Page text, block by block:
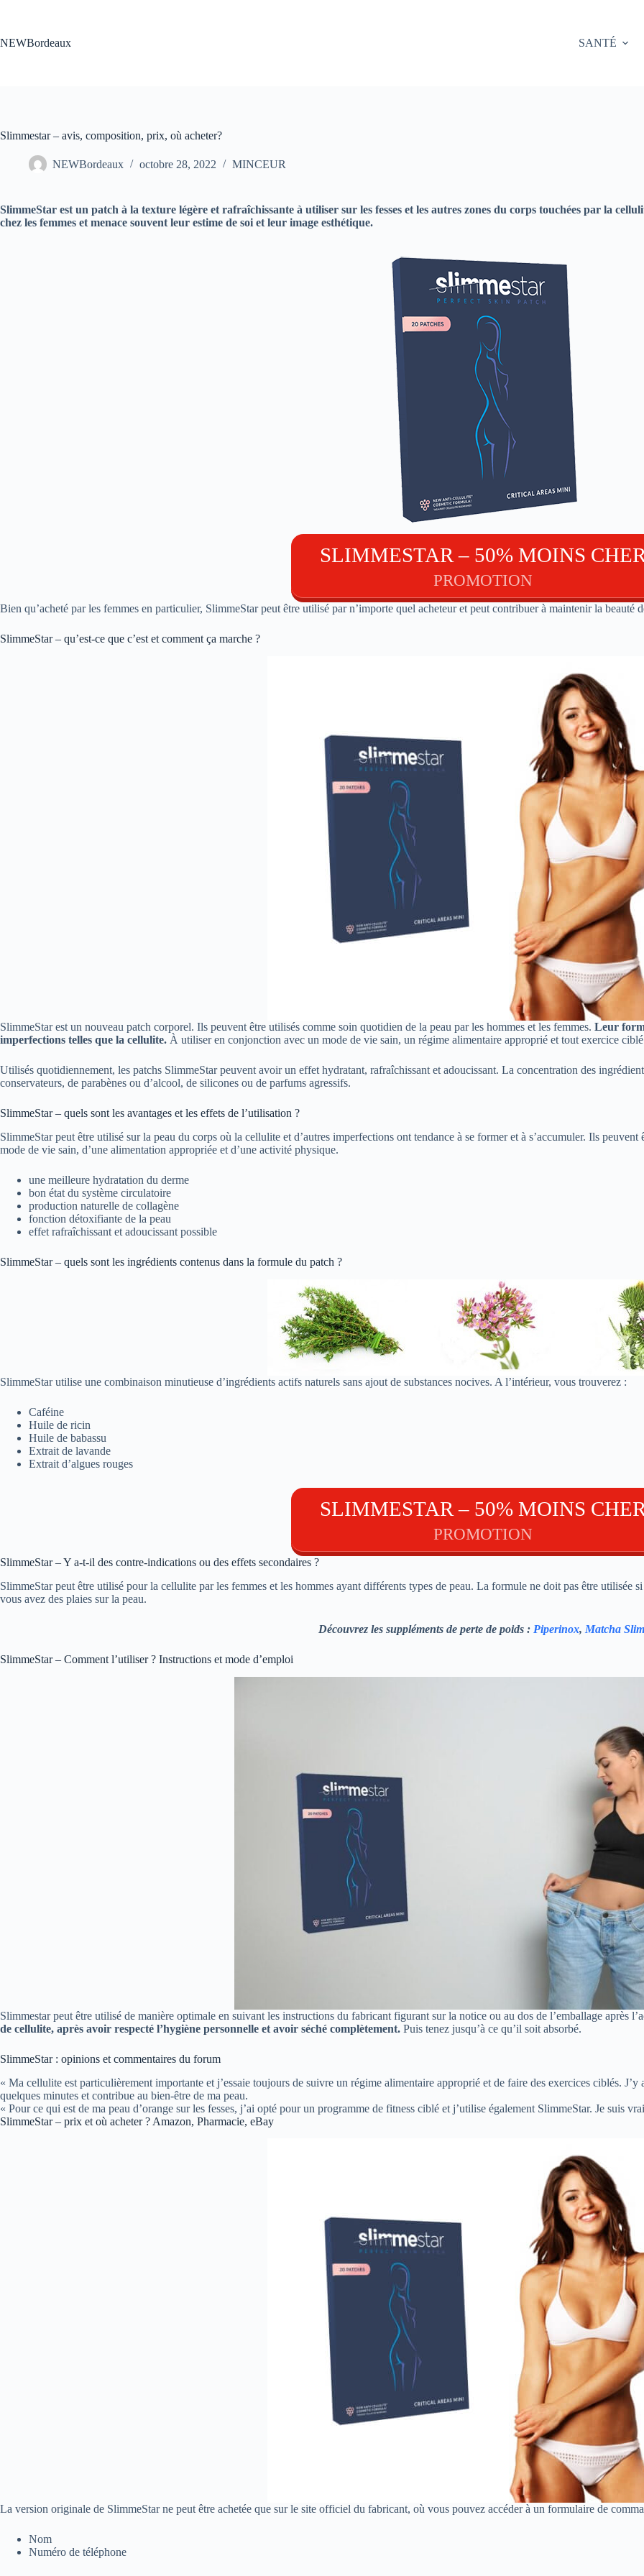
NEWBordeaux
SANTÉ
Slimmestar – avis, composition, prix, où acheter?
NEWBordeaux octobre 28, 2022 MINCEUR
SlimmeStar est un patch à la texture légère et rafraîchissante à utiliser sur les fesses et les autres zones du corps touchées par la
chez les femmes et menace souvent leur estime de soi et leur image esthétique.
SLIMMESTAR – 50% MOINS
PROMOTION
Bien qu’acheté par les femmes en particulier, SlimmeStar peut être utilisé par n’importe quel acheteur et peut contribuer à maintenir la beauté
SlimmeStar – qu’est-ce que c’est et comment ça marche ?
SlimmeStar est un nouveau patch corporel. Ils peuvent être utilisés comme soin quotidien de la peau par les hommes et les femmes. Leur
imperfections telles que la cellulite. À utiliser en conjonction avec un mode de vie sain, un régime alimentaire approprié et tout exercice
Utilisés quotidiennement, les patchs SlimmeStar peuvent avoir un effet hydratant, rafraîchissant et adoucissant. La concentration des
conservateurs, de parabènes ou d’alcool, de silicones ou de parfums agressifs.
SlimmeStar – quels sont les avantages et les effets de l’utilisation ?
SlimmeStar peut être utilisé sur la peau du corps où la cellulite et d’autres imperfections ont tendance à se former et à s’accumuler. Ils
mode de vie sain, d’une alimentation appropriée et d’une activité physique.
une meilleure hydratation du derme
bon état du système circulatoire
production naturelle de collagène
fonction détoxifiante de la peau
effet rafraîchissant et adoucissant possible
SlimmeStar – quels sont les ingrédients contenus dans la formule du patch ?
SlimmeStar utilise une combinaison minutieuse d’ingrédients actifs naturels sans ajout de substances nocives. A l’intérieur, vous trouverez :
Caféine
Huile de ricin
Huile de babassu
Extrait de lavande
Extrait d’algues rouges
SLIMMESTAR – 50% MOINS
PROMOTION
SlimmeStar – Y a-t-il des contre-indications ou des effets secondaires ?
SlimmeStar peut être utilisé pour la cellulite par les femmes et les hommes ayant différents types de peau. La formule ne doit pas être
vous avez des plaies sur la peau.
Découvrez les suppléments de perte de poids : Piperinox, Matcha Slim
SlimmeStar – Comment l’utiliser ? Instructions et mode d’emploi
Slimmestar peut être utilisé de manière optimale en suivant les instructions du fabricant figurant sur la notice ou au dos de l’emballage après
de cellulite, après avoir respecté l’hygiène personnelle et avoir séché complètement. Puis tenez jusqu’à ce qu’il soit absorbé.
SlimmeStar : opinions et commentaires du forum
« Ma cellulite est particulièrement importante et j’essaie toujours de suivre un régime alimentaire approprié et de faire des exercices ciblés.
quelques minutes et contribue au bien-être de ma peau.
« Pour ce qui est de ma peau d’orange sur les fesses, j’ai opté pour un programme de fitness ciblé et j’utilise également SlimmeStar. Je suis
SlimmeStar – prix et où acheter ? Amazon, Pharmacie, eBay
La version originale de SlimmeStar ne peut être achetée que sur le site officiel du fabricant, où vous pouvez accéder à un formulaire de
Nom
Numéro de téléphone